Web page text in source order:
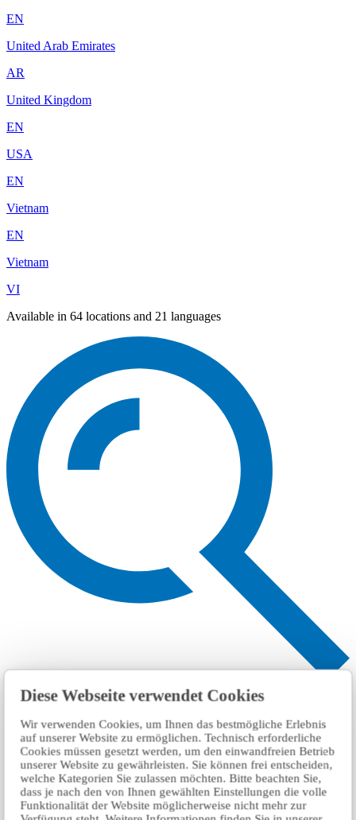
Diese Webseite verwendet Cookies
Wir verwenden Cookies, um Ihnen das bestmögliche Erlebnis
auf unserer Website zu ermöglichen. Technisch erforderliche
Cookies müssen gesetzt werden, um den einwandfreien Betrieb
unserer Website zu gewährleisten. Sie können frei entscheiden,
welche Kategorien Sie zulassen möchten. Bitte beachten Sie,
dass je nach den von Ihnen gewählten Einstellungen die volle
Funktionalität der Website möglicherweise nicht mehr zur
EN
United Arab Emirates
AR
United Kingdom
EN
USA
EN
Vietnam
EN
Vietnam
VI
Available in 64 locations and 21 languages
搜索